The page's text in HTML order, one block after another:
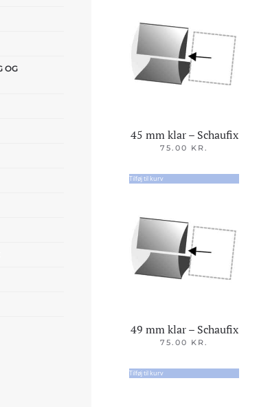
OG
45 mm klar – Schaufix
75.00 KR.
Tilføj til kurv
49 mm klar – Schaufix
75.00 KR.
Tilføj til kurv